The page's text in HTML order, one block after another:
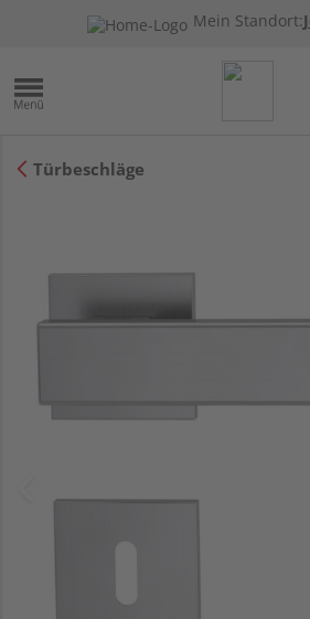
Mein Standort:
Türbeschläge